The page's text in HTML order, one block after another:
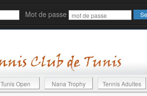
Mot de passe
Tunis Open Nana Trophy Tennis Adultes